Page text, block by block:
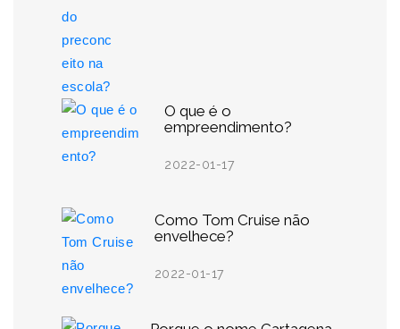
O que é o
empreendimento?
2022-01-17
Como Tom Cruise não
envelhece?
2022-01-17